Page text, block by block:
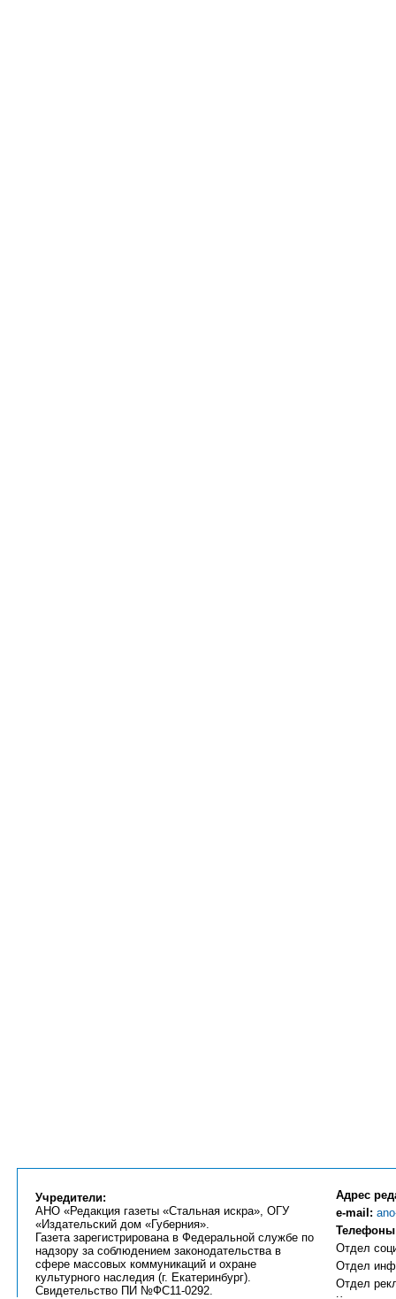
Учредители:
АНО «Редакция газеты «Стальная искра», ОГУ
«Издательский дом «Губерния».
Газета зарегистрирована в Федеральной службе по
надзору за соблюдением законодательства в
сфере массовых коммуникаций и охране
культурного наследия (г. Екатеринбург).
Свидетельство ПИ №ФС11-0292.
Адрес
e-mail:
Отдел
Отдел
Отдел